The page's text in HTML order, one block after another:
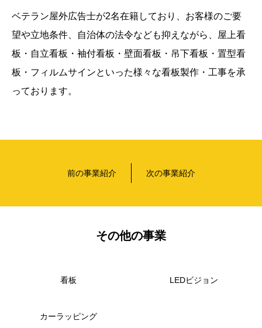
ベテラン屋外広告士が2名在籍しており、お客様のご要
望や立地条件、自治体の法令なども抑えながら、屋上看
板・自立看板・袖付看板・壁面看板・吊下看板・置型看
板・フィルムサインといった様々な看板製作・工事を承
っております。
前の事業紹介 次の事業紹介
その他の事業
看板 LEDビジョン
カーラッピング